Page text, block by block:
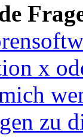
x
zu